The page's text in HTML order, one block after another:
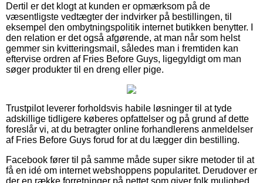
Dertil er det klogt at kunden er opmærksom på de
væsentligste vedtægter der indvirker på bestillingen, til
eksempel den ombytningspolitik internet butikken benytter. I
den relation er det også afgørende, at man når som helst
gemmer sin kvitteringsmail, således man i fremtiden kan
eftervise ordren af Fries Before Guys, ligegyldigt om man
søger produkter til en dreng eller pige.
Trustpilot leverer forholdsvis habile løsninger til at tyde
adskillige tidligere køberes opfattelser og på grund af dette
foreslår vi, at du betragter online forhandlerens anmeldelser
af Fries Before Guys forud for at du lægger din bestilling.
Facebook fører til på samme måde super sikre metoder til at
få en idé om internet webshoppens popularitet. Derudover er
der en række forretninger på nettet som giver folk mulighed